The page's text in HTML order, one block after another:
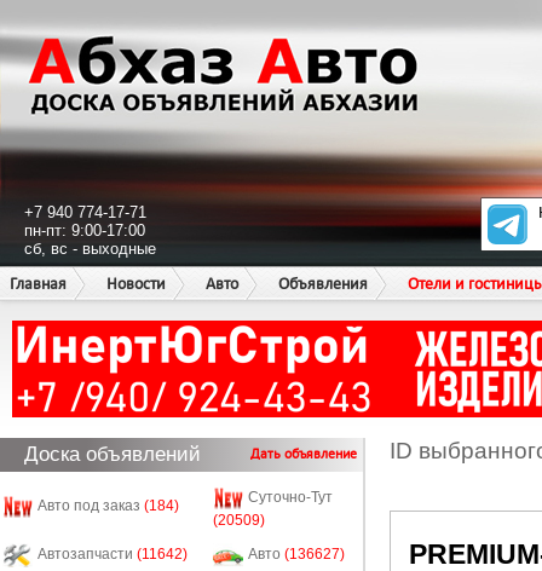
+7 940 774-17-71
пн-пт: 9:00-17:00
сб, вс - выходные
Главная
Новости Авто Объявления Отели и
Доска объявлений Дать объявление
Авто под заказ (184)
Суточно-Тут
(20509)
Автозапчасти (11642) Авто (136627)
ID